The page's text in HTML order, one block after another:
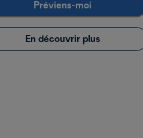
Préviens-moi
En découvrir plus